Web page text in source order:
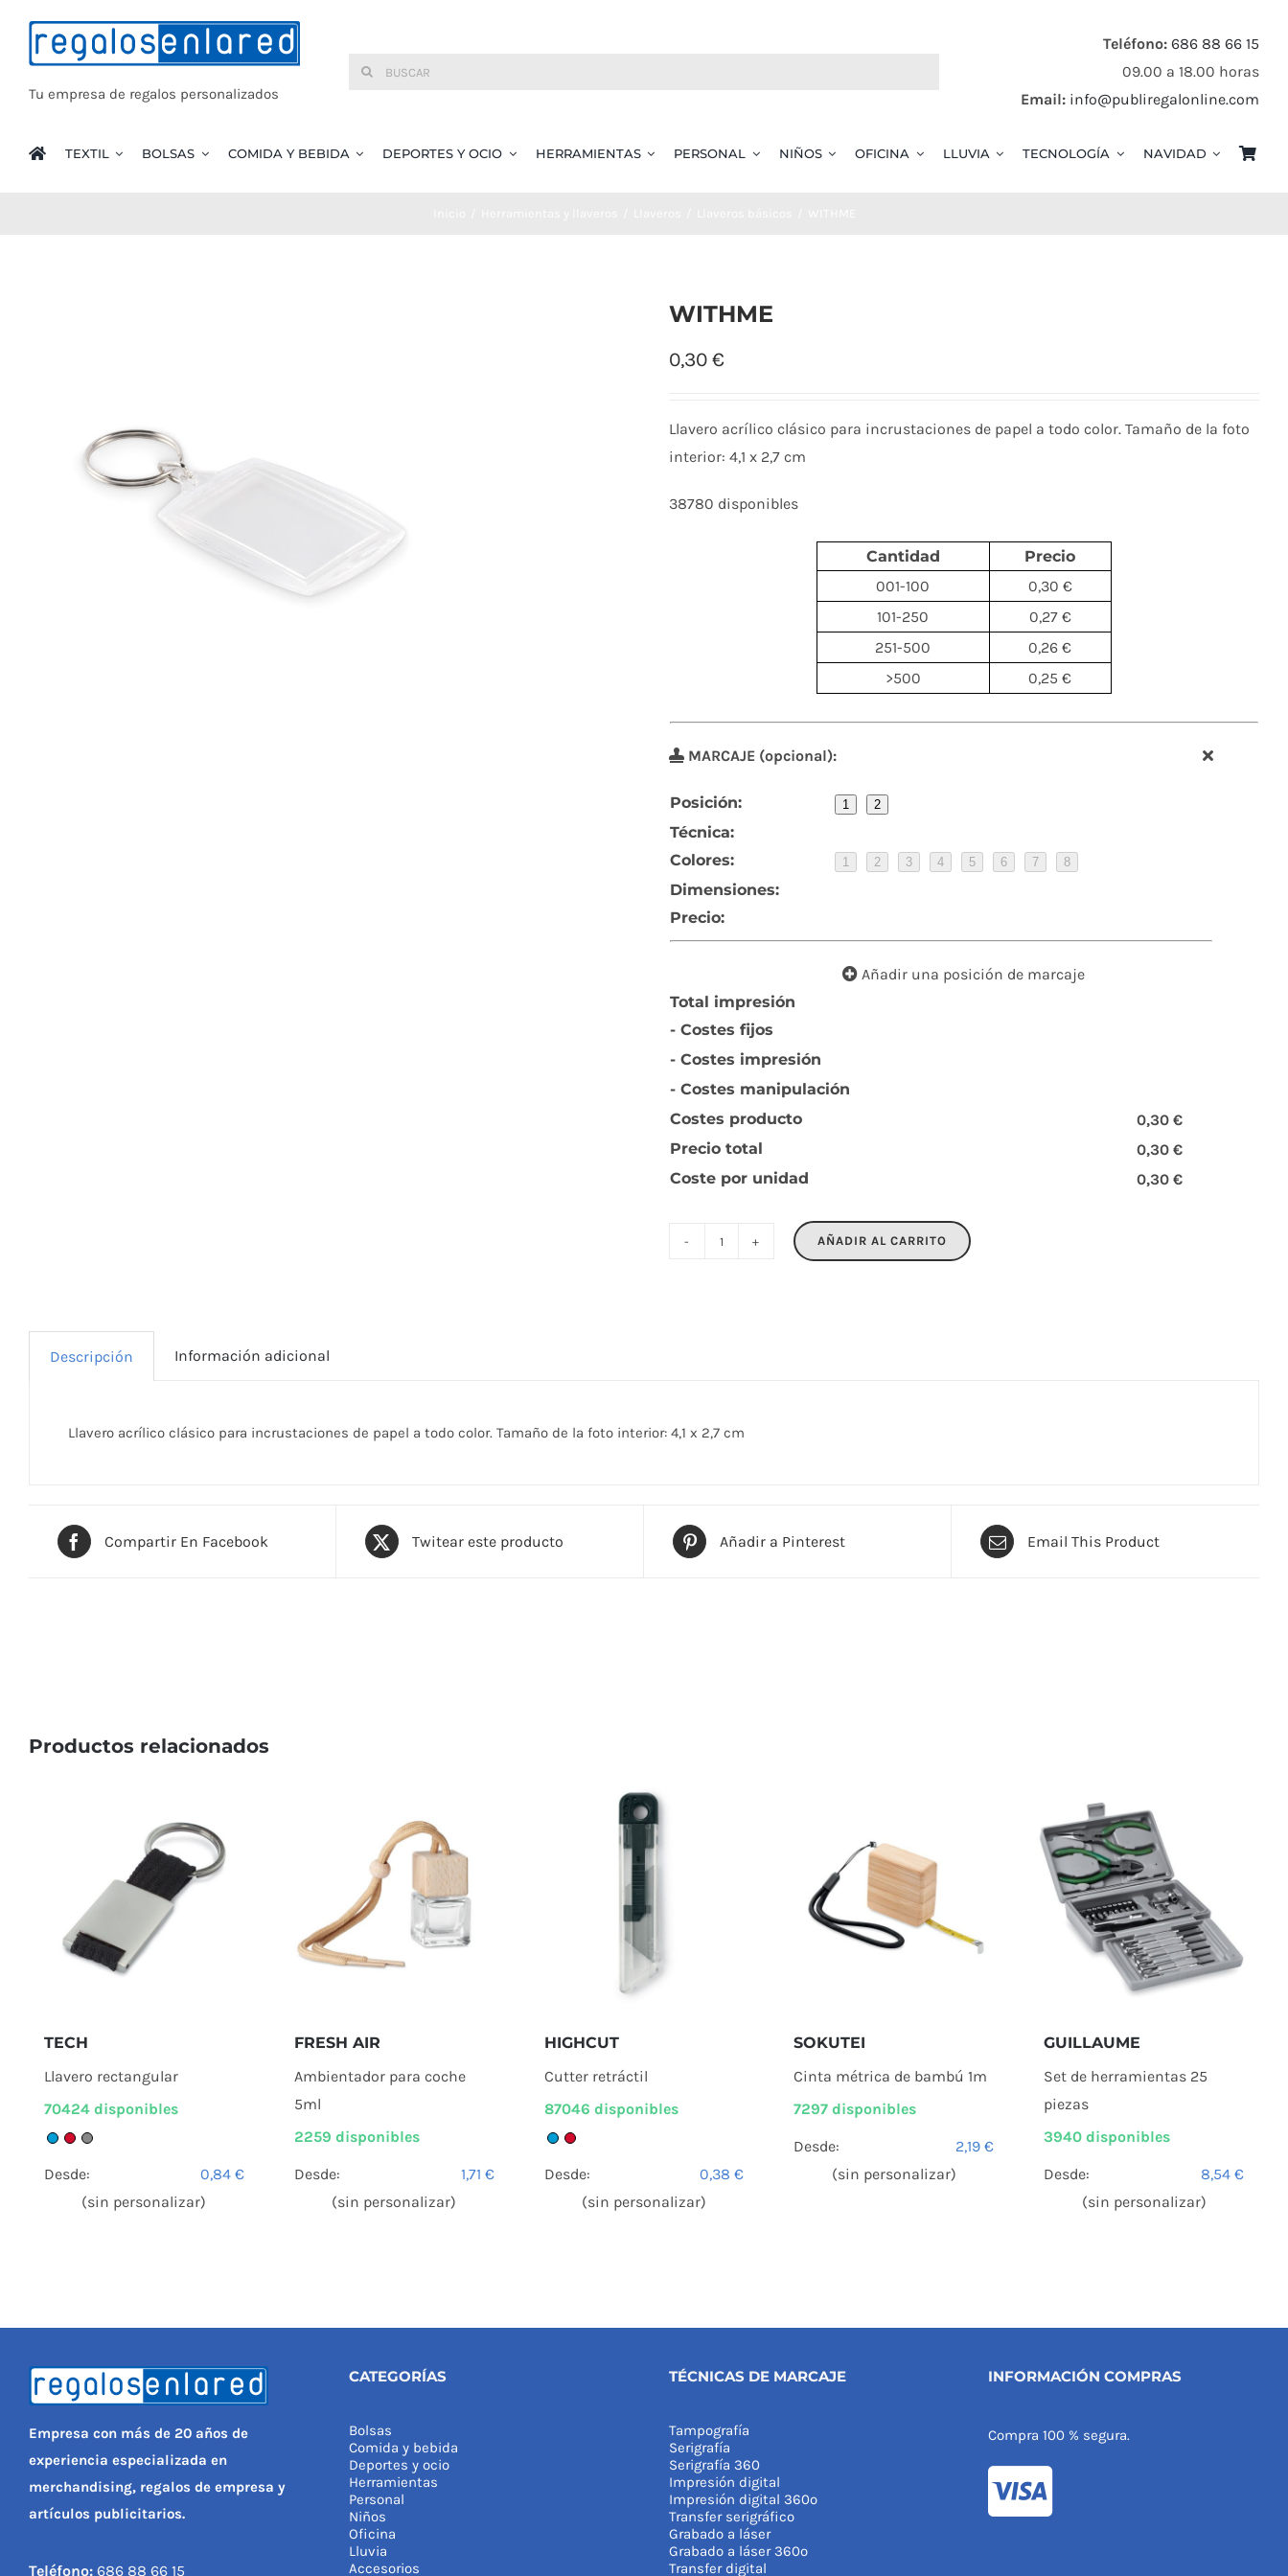
contenido
Tu empresa de regalos personalizados
Buscar:
Teléfono: 686 88 66 15
09.00 a 18.00 horas
Email: info@publiregalonline.com
TEXTIL BOLSAS COMIDA Y BEBIDA DEPORTES Y OCIO HERRAMIENTAS PERSONAL NIÑOS OFICINA LLUVIA TECNOLOGÍA NAVIDAD
WITHME
0,30 €
Llavero acrílico clásico para incrustaciones de papel a todo color. Tamaño de la foto
interior: 4,1 x 2,7 cm
38780 disponibles
Cantidad
Precio
001-100
0,30 €
101-250
0,27 €
251-500
0,26 €
>500
0,25 €
MARCAJE (opcional):
Posición: 1 2
Técnica:
Colores:
1 2 3 4 5 6 7 8
Dimensiones:
Precio:
Añadir una posición de marcaje
Total impresión
- Costes fijos
- Costes impresión
- Costes manipulación
Costes producto
0,30 €
Precio total
0,30 €
Coste por unidad
0,30 €
AÑADIR AL CARRITO
Descripción Información adicional
Llavero acrílico clásico para incrustaciones de papel a todo color. Tamaño de la foto interior: 4,1 x 2,7 cm
Compartir En Facebook Twitear este producto Añadir a Pinterest Email This Product
Productos relacionados
TECH
Llavero rectangular
70424 disponibles
Desde: 0,84 €
(sin personalizar)
FRESH AIR
Ambientador para coche
5ml
2259 disponibles
Desde: 1,71 €
(sin personalizar)
HIGHCUT
Cutter retráctil
87046 disponibles
Desde: 0,38€
(sin personalizar)
SOKUTEI
Cinta métrica de bambú 1m
7297 disponibles
Desde: 2,19€
(sin personalizar)
GUILLAUME
Set de herramientas 25
piezas
3940 disponibles
Desde: 8,54€
(sin personalizar)
Empresa con más de 20 años de
experiencia especializada en
merchandising, regalos de empresa y
artículos publicitarios.
Teléfono:686 88 66 15
CATEGORÍAS
Bolsas
Comida y bebida
Deportes y ocio
Herramientas
Personal
Niños
Oficina
Lluvia
Accesorios
TÉCNICAS DE MARCAJE
Tampografía
Serigrafía
Serigrafía 360
Impresión digital
Impresión digital 360º
Transfer serigráfico
Grabado a láser
Grabado a láser 360º
Transfer digital
INFORMACIÓN COMPRAS
Compra 100 % segura.